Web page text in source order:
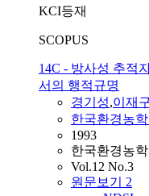
KCI등재
SCOPUS
14C - 방사성 추적
서의 행적규명
경기성,이재
한국환경농학
1993
한국환경농학
Vol.12 No.3
원문보기 2